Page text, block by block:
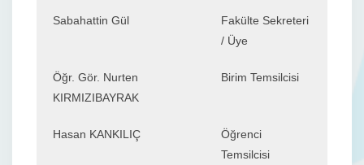
Sabahattin Gül
Fakülte Sekreteri
/ Üye
Öğr. Gör. Nurten
KIRMIZIBAYRAK
Birim Temsilcisi
Hasan KANKILIÇ
Öğrenci
Temsilcisi